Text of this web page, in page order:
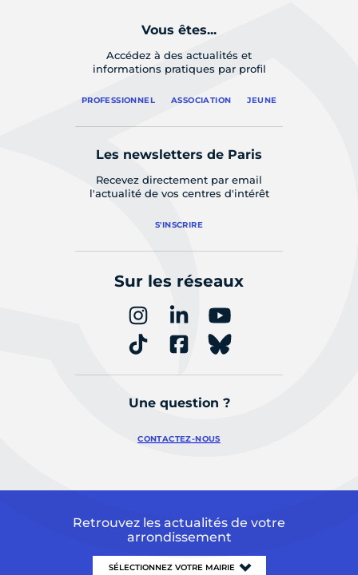
Vous êtes...
Accédez à des actualités et
informations pratiques par profil
PROFESSIONNEL ASSOCIATION JEUNE
Les newsletters de Paris
Recevez directement par email
l'actualité de vos centres d'intérêt
S'INSCRIRE
Sur les réseaux
Une question ?
CONTACTEZ-NOUS
Retrouvez les actualités de votre
arrondissement